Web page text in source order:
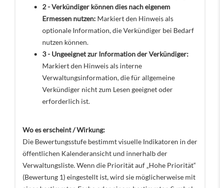
2 - Verkündiger können dies nach eigenem
Ermessen nutzen: Markiert den Hinweis als
optionale Information, die Verkündiger bei Bedarf
nutzen können.
3 - Ungeeignet zur Information der Verkündiger:
Markiert den Hinweis als interne
Verwaltungsinformation, die für allgemeine
Verkündiger nicht zum Lesen geeignet oder
erforderlich ist.
Wo es erscheint / Wirkung:
Die Bewertungsstufe bestimmt visuelle Indikatoren in der
öffentlichen Kalenderansicht und innerhalb der
Verwaltungsliste. Wenn die Priorität auf „Hohe Priorität“
(Bewertung 1) eingestellt ist, wird sie möglicherweise mit